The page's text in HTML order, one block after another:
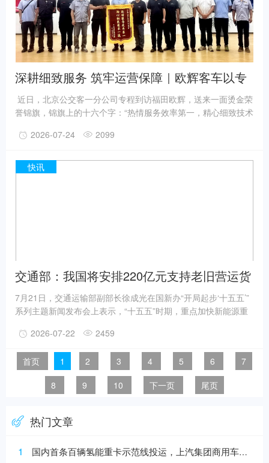
深耕细致服务 筑牢运营保障｜欧辉客车以专
业服务助力公交平稳运行
近日，北京公交客一分公司专程到访福田欧辉，送来一面烫金荣
誉锦旗，锦旗上的十六个字：“热情服务效率第一，精心细致技术
化专属服务体系最生动的实力佐证。 这场授旗的背后，是京津冀
国战区一对一专属服务团队的缩影。一套完善、专业的服务体
2026-07-24 2099
快讯
交通部：我国将安排220亿元支持老旧营运货
车报废更新
7月21日，交通运输部副部长徐成光在国新办“开局起步‘十五五’”
系列主题新闻发布会上表示，“十五五”时期，重点加快新能源重
全总监兼运输服务司司长蔡团结表示：“新能源重卡这几年销量增
长幅度很大，去年总体增长达182%，这是政策和市场双重驱动
下实现的爆发式增长。我们判断，目前新能源重卡已经进入快速
普及推广应用的新阶段。” 今年上半年，我国新能源重卡累计销
量约14万辆，同比增长78.6%。 蔡团结表示，推进新能源重
2026-07-22 2459
首页 1 2 3 4 5 6
7
8
9 10 下一页 尾页
热门文章
1 国内首条百辆氢能重卡示范线投运，上汽集团商用车上半年销售增16%